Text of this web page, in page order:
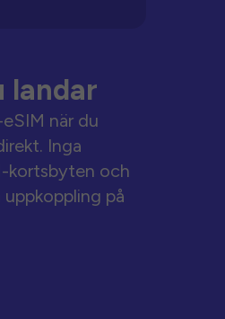
landar
när du
Inga
kortsbyten och
på